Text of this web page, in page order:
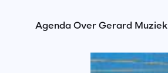
Agenda Over Gerard Muziek